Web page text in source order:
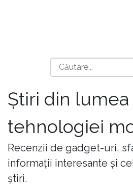
Știri din lumea
tehnologiei
Recenzii de gadget-uri,
informații interesante și
știri.